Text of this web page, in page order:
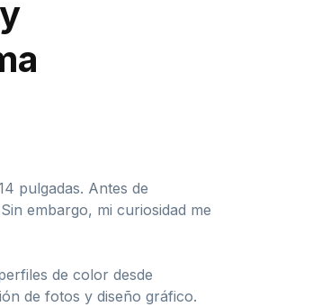
pulgadas. Antes de
embargo, mi curiosidad me
de color desde
de fotos y diseño gráfico.